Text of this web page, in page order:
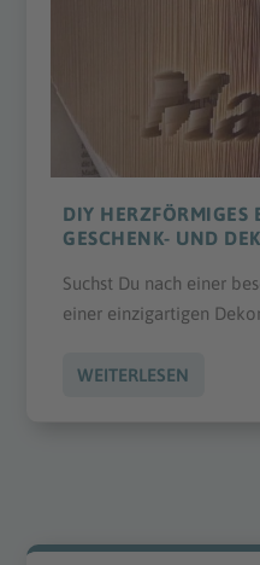
DIY HERZFÖRMIGES
GESCHENK- UND
Suchst Du nach einer
einer einzigartigen
WEITERLESEN